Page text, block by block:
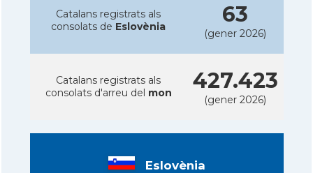
Catalans registrats als
consolats de Eslovènia 63
(gener 2026)
Catalans registrats als
consolats d'arreu del mon 427.423
(gener 2026)
Eslovènia